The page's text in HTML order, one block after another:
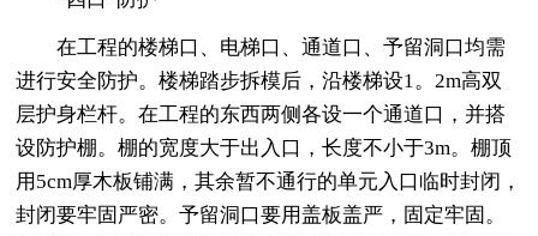
在工程的楼梯口、电梯口、通道口、予留洞口均需
进行安全防护。楼梯踏步拆模后，沿楼梯设1。2m高双
层护身栏杆。在工程的东西两侧各设一个通道口，并搭
设防护棚。棚的宽度大于出入口，长度不小于3m。棚顶
用5cm厚木板铺满，其余暂不通行的单元入口临时封闭，
封闭要牢固严密。予留洞口要用盖板盖严，固定牢固。